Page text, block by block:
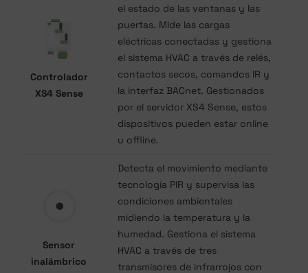
Controlador
XS4 Sense
el estado de las ventanas y las
puertas. Mide las cargas
eléctricas conectadas y gestiona
el sistema HVAC a través de relés,
contactos secos, comandos IR y
la interfaz BACnet. Gestionados
por el servidor XS4 Sense, estos
dispositivos pueden estar online
u offline.
Sensor
inalámbrico
Detecta el movimiento mediante
tecnología PIR y supervisa las
condiciones ambientales
midiendo la temperatura y la
humedad. Gestiona el sistema
HVAC a través de tres
transmisores de infrarrojos con